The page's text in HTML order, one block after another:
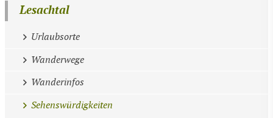
Lesachtal
Urlaubsorte
Wanderwege
Wanderinfos
Sehenswürdigkeiten